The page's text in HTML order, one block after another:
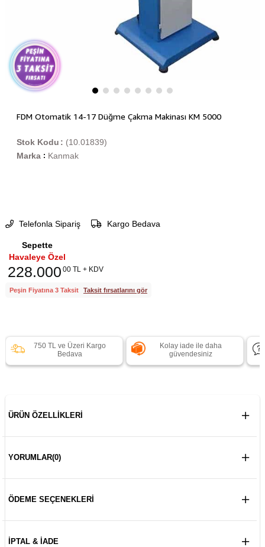
FDM Otomatik 14-17 Düğme Çakma Makinası KM 5000
(10.01839)
Stok Kodu
Marka : Kanmak
Telefonla Sipariş Kargo Bedava
Sepette
Havaleye Özel
228.000 00 TL + KDV
Peşin Fiyatına 3 Taksit Taksit fırsatlarını gör
750 TL ve Üzeri Kargo
Bedava
Kolay iade ile daha
güvendesiniz
ÜRÜN ÖZELLIKLERI
YORUMLAR(0)
ÖDEME SEÇENEKLERI
İPTAL & İADE